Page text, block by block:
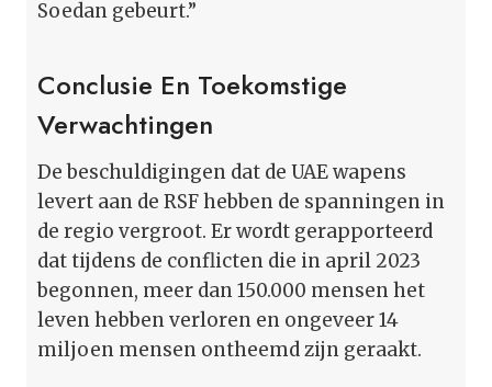
Soedan gebeurt.”
Conclusie En Toekomstige
Verwachtingen
De beschuldigingen dat de UAE wapens
levert aan de RSF hebben de spanningen in
de regio vergroot. Er wordt gerapporteerd
dat tijdens de conflicten die in april 2023
begonnen, meer dan 150.000 mensen het
leven hebben verloren en ongeveer 14
miljoen mensen ontheemd zijn geraakt.